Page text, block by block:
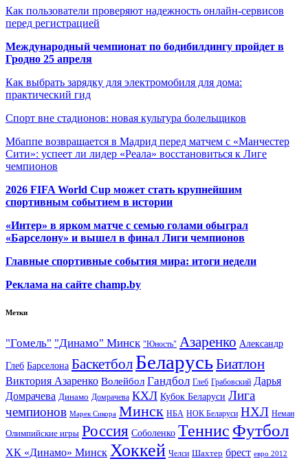
Как пользователи проверяют надежность онлайн-сервисов
перед регистрацией
Международный чемпионат по бодибилдингу пройдет в
Гродно 25 апреля
Как выбрать зарядку для электромобиля для дома:
практический гид
Спорт вне стадионов: новая культура болельщиков
Мбаппе возвращается в Мадрид перед матчем с «Манчестер
Сити»: успеет ли лидер «Реала» восстановиться к Лиге
чемпионов
2026 FIFA World Cup может стать крупнейшим
спортивным событием в истории
«Интер» в ярком матче с семью голами обыграл
«Барселону» и вышел в финал Лиги чемпионов
Главные спортивные события мира: итоги недели
Реклама на сайте champ.by
Метки
"Гомель" "Динамо" Минск "Юность" Азаренко Александр
Глеб Барселона Баскетбол БеларусьБиатлон
Виктория Азаренко Волейбол Гандбол Глеб Грабовский Дарья
Домрачева Динамо Домрачева КХЛ Кубок Беларуси Лига
чемпионов Марек Сикора Минск НБА НОК Беларуси НХЛ Неман
Олимпийские игры Россия Соболенко Теннис Футбол
ХК «Динамо» Минск Хоккей Челси Шахтер брест евро 2012